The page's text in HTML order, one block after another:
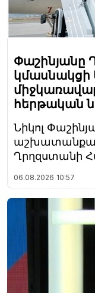
Փաշինյանը
հերթական
Նիկոլ
Ղրղզստանի
06.08.2026 10:57